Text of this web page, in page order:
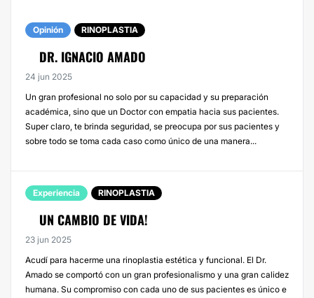
Opinión RINOPLASTIA
DR. IGNACIO AMADO
24 jun 2025
Un gran profesional no solo por su capacidad y su preparación
académica, sino que un Doctor con empatia hacia sus pacientes.
Super claro, te brinda seguridad, se preocupa por sus pacientes y
sobre todo se toma cada caso como único de una manera...
Experiencia RINOPLASTIA
UN CAMBIO DE VIDA!
23 jun 2025
Acudí para hacerme una rinoplastia estética y funcional. El Dr.
Amado se comportó con un gran profesionalismo y una gran calidez
humana. Su compromiso con cada uno de sus pacientes es único e